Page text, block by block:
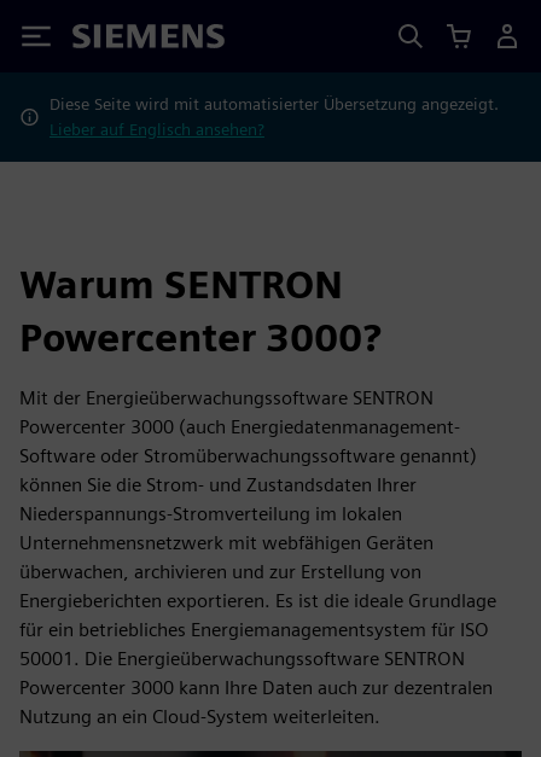
Siemens
Diese Seite wird mit automatisierter Übersetzung angezeigt.
Lieber auf Englisch ansehen?
Warum SENTRON
Powercenter 3000?
Mit der Energieüberwachungssoftware SENTRON
Powercenter 3000 (auch Energiedatenmanagement-
Software oder Stromüberwachungssoftware genannt)
können Sie die Strom- und Zustandsdaten Ihrer
Niederspannungs-Stromverteilung im lokalen
Unternehmensnetzwerk mit webfähigen Geräten
überwachen, archivieren und zur Erstellung von
Energieberichten exportieren. Es ist die ideale Grundlage
für ein betriebliches Energiemanagementsystem für ISO
50001. Die Energieüberwachungssoftware SENTRON
Powercenter 3000 kann Ihre Daten auch zur dezentralen
Nutzung an ein Cloud-System weiterleiten.